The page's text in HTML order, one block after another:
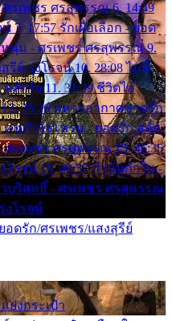
รเพชร ศรสุพรรณ 6. 14:49
7. 17:57 รักเผื่อเลือก - ยอด
หนุ่ม - ศรเพชร ศรสุพรรณ 9.
รีย์ รุ่งโรจน์ 10. 28:08 ไม่มี
ลักใจ 11. 31:29 ชีวิตไอ้
35:26 ทหารอากาศขาดรัก
คนหัวใจโทรม - ยอดรัก สลัก
ศรเพชร ศรสุพรรณ 15. 46:35
รจน์ 16. 49:57 กำนันกำใน -
วบริสุทธิ์ - ศรเพชร ศรสุพรรณ
งโรจน์
อดรัก/ศรเพชร/แสงสุรีย์
ย่งกระเป๋า